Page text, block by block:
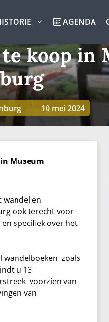
AGENDA
koop in
10 mei 2024
Museum
wandel en
ook terecht voor
specifiek over het
wandelboeken zoals
u 13
voorzien van
van